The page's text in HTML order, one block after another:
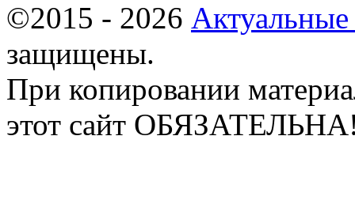
©2015 - 2026
защищены.
При копировании
этот сайт